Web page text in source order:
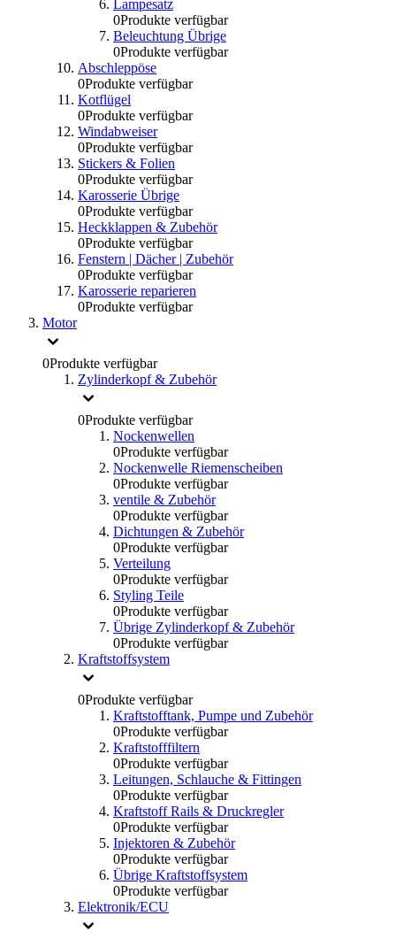
Lampesatz
0Produkte verfügbar
Beleuchtung Übrige
0Produkte verfügbar
Abschleppöse
0Produkte verfügbar
Kotflügel
0Produkte verfügbar
Windabweiser
0Produkte verfügbar
Stickers & Folien
0Produkte verfügbar
Karosserie Übrige
0Produkte verfügbar
Heckklappen & Zubehör
0Produkte verfügbar
Fenstern | Dächer | Zubehör
0Produkte verfügbar
Karosserie reparieren
0Produkte verfügbar
Motor
0Produkte verfügbar
Zylinderkopf & Zubehör
0Produkte verfügbar
Nockenwellen
0Produkte verfügbar
Nockenwelle Riemenscheiben
0Produkte verfügbar
ventile & Zubehör
0Produkte verfügbar
Dichtungen & Zubehör
0Produkte verfügbar
Verteilung
0Produkte verfügbar
Styling Teile
0Produkte verfügbar
Übrige Zylinderkopf & Zubehör
0Produkte verfügbar
Kraftstoffsystem
0Produkte verfügbar
Kraftstofftank, Pumpe und Zubehör
0Produkte verfügbar
Kraftstofffiltern
0Produkte verfügbar
Leitungen, Schlauche & Fittingen
0Produkte verfügbar
Kraftstoff Rails & Druckregler
0Produkte verfügbar
Injektoren & Zubehör
0Produkte verfügbar
Übrige Kraftstoffsystem
0Produkte verfügbar
Elektronik/ECU